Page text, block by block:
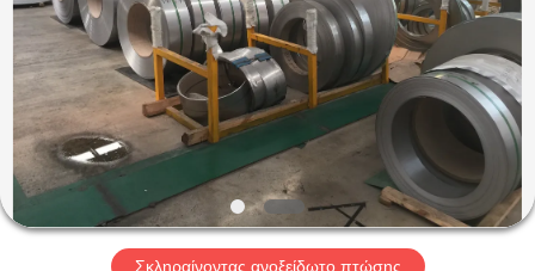
ΠΡΟΪΌΝΤΑ
ΒΊΝΤΕΟ
ΠΕΡΊΠΟΥ
ΕΜΕΊΣ
Σκληραίνοντας ανοξείδωτο πτώσης